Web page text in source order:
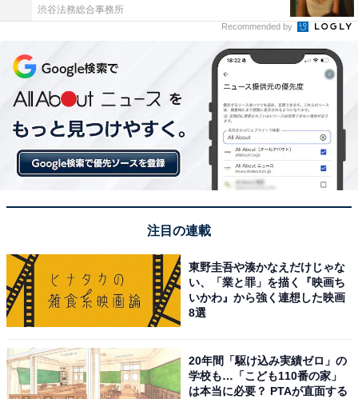
渋谷法務総合事務所
Recommended by
注目の連載
東野圭吾や湊かなえだけじゃな
い、「業と罪」を描く『映画ち
いかわ』から強く連想した映画
8選
20年間「駆け込み実績ゼロ」の
学校も…「こども110番の家」
は本当に必要？ PTAが直面する